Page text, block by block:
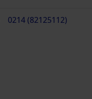
0214 (82125112)